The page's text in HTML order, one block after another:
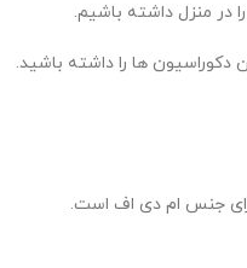
در منزل داشته باشیم.
ها را داشته باشید.
جنس ام دی اف است.